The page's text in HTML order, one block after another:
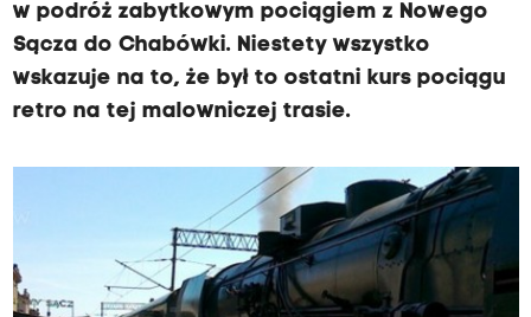
w podróż zabytkowym pociągiem z Nowego
Sącza do Chabówki. Niestety wszystko
wskazuje na to, że był to ostatni kurs pociągu
retro na tej malowniczej trasie.